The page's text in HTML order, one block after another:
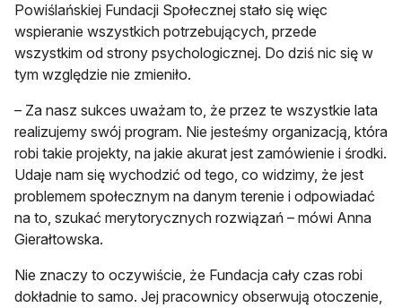
Powiślańskiej Fundacji Społecznej stało się więc
wspieranie wszystkich potrzebujących, przede
wszystkim od strony psychologicznej. Do dziś nic się w
tym względzie nie zmieniło.
– Za nasz sukces uważam to, że przez te wszystkie lata
realizujemy swój program. Nie jesteśmy organizacją, która
robi takie projekty, na jakie akurat jest zamówienie i środki.
Udaje nam się wychodzić od tego, co widzimy, że jest
problemem społecznym na danym terenie i odpowiadać
na to, szukać merytorycznych rozwiązań – mówi Anna
Gierałtowska.
Nie znaczy to oczywiście, że Fundacja cały czas robi
dokładnie to samo. Jej pracownicy obserwują otoczenie,